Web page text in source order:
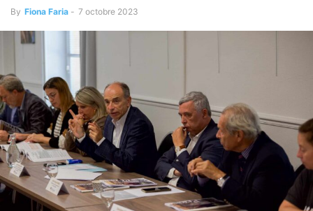
By Fiona Faria - 7 octobre 2023